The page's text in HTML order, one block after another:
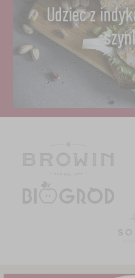
Udziec z